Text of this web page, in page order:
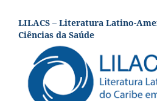
LILACS – Literatura Latino-
Ciências da Saúde